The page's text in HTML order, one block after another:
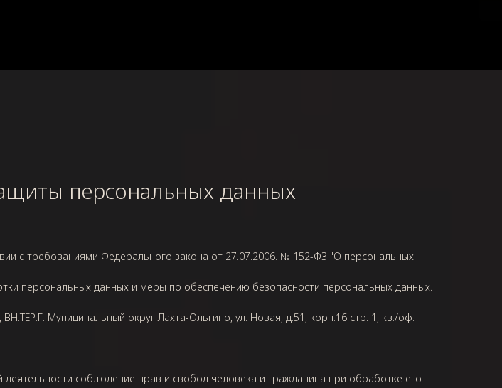
персональных данных
с требованиями Федерального закона от 27.07.2006. № 152-ФЗ "О персональных
персональных данных и меры по обеспечению безопасности персональных данных.
ВН.ТЕР.Г. Муниципальный округ Лахта-Ольгино, ул. Новая, д.51, корп.16 стр. 1, кв./оф.
соблюдение прав и свобод человека и гражданина при обработке его